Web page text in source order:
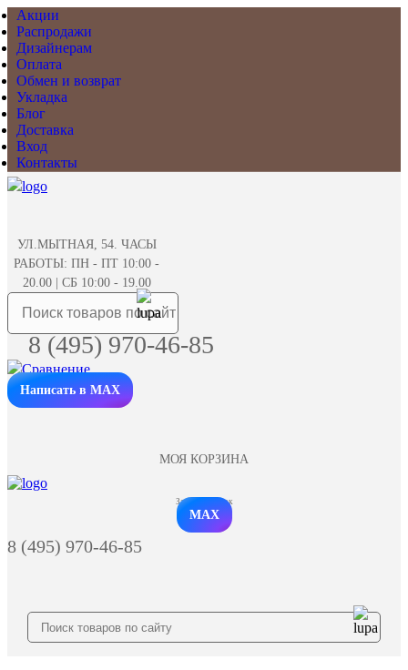
Акции
Распродажи
Дизайнерам
Оплата
Обмен и возврат
Укладка
Блог
Доставка
Вход
Контакты
УЛ.МЫТНАЯ, 54. ЧАСЫ
РАБОТЫ: ПН - ПТ 10:00 -
20.00 | СБ 10:00 - 19.00
8 (495) 970-46-85
Написать в MAX
МОЯ КОРЗИНА
Заказать звонок
MAX
8 (495) 970-46-85